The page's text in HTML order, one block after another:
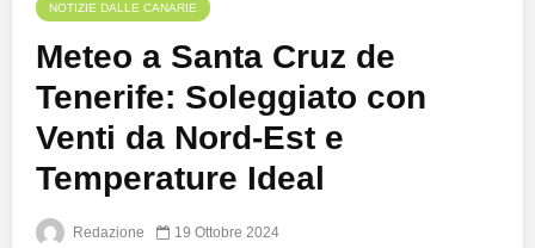
NOTIZIE DALLE CANARIE
Meteo a Santa Cruz de
Tenerife: Soleggiato con
Venti da Nord-Est e
Temperature Ideal
Redazione 19 Ottobre 2024